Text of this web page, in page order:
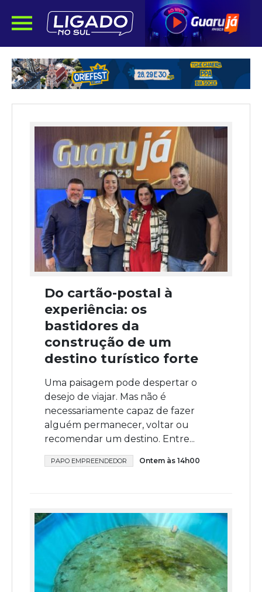
Do cartão-postal à
experiência: os
bastidores da
construção de um
destino turístico forte
Uma paisagem pode despertar o
desejo de viajar. Mas não é
necessariamente capaz de fazer
alguém permanecer, voltar ou
recomendar um destino. Entre...
PAPO EMPREENDEDOR Ontem às 14h00